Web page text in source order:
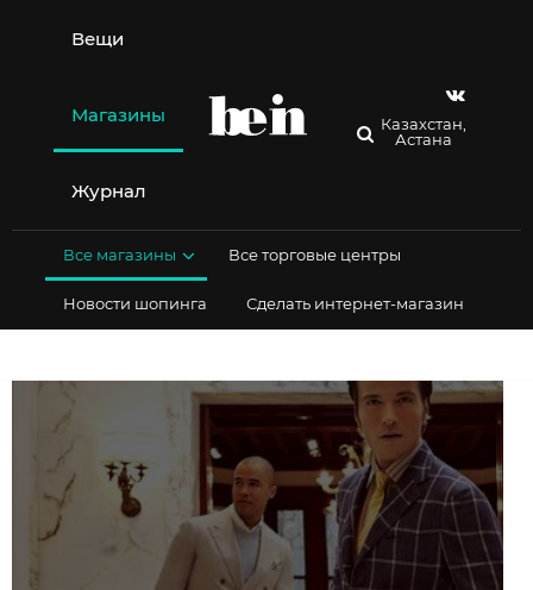
содержимому
Вещи
Магазины
Журнал
Казахстан,
Астана
Все магазины Все торговые центры
Новости шопинга Сделать интернет-магазин